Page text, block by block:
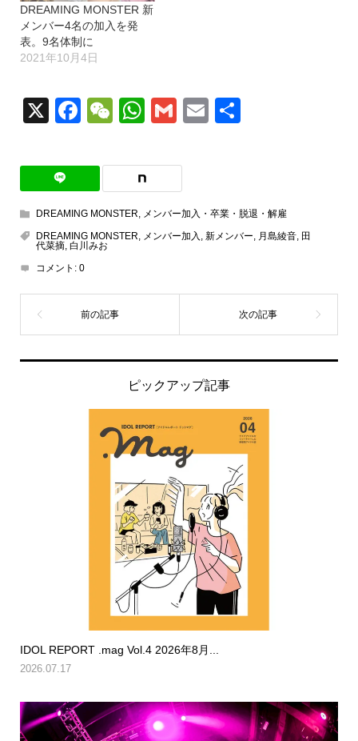
DREAMING MONSTER 新
メンバー4名の加入を発
表。9名体制に
2021年10月4日
X Facebook
WeChat
WhatsApp
GmailEmail
DREAMING MONSTER, メンバー加入・卒業・脱退・解雇
DREAMING MONSTER, メンバー加入 , 新メンバー, 月島綾音, 田
代菜摘, 白川みお
コメント: 0
ピックアップ記事
IDOL REPORT .mag Vol.4 2026年8月...
2026.07.17